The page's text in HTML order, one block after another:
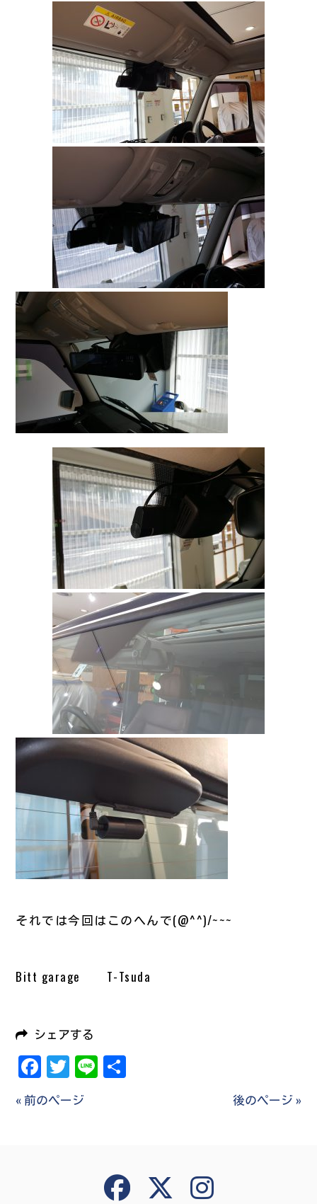
それでは今回はこのへんで(@^^)/~~~
Bitt garage T-Tsuda
シェアする
Facebook
Twitter
Line
« 前のページ 後のページ »